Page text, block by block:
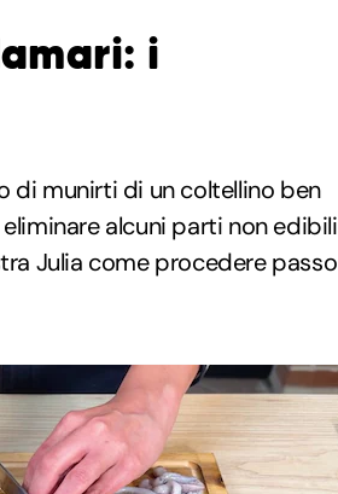
i
di munirti di un coltellino ben
alcuni parti non edibili
Julia come procedere passo